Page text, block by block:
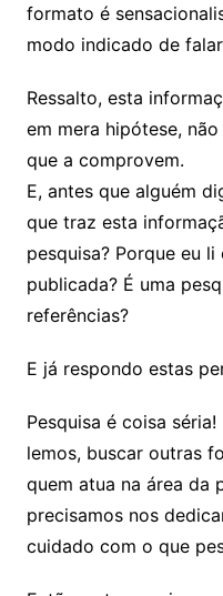
formato é
modo indicado de
Ressalto, esta
em mera hipótese,
que a comprovem.
E, antes que alguém
que traz esta
pesquisa? Porque eu
publicada? É uma
referências?
E já respondo estas
Pesquisa é coisa
lemos, buscar outras
quem atua na área da
precisamos nos
cuidado com o que